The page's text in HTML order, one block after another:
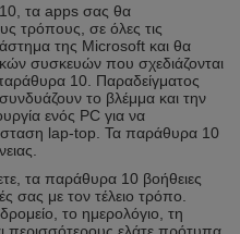
τα apps σας θα
τρόπους, σε όλες τις
της Microsoft και θα
συσκευών που σχεδιάζονται
10. Παραδείγματος
το βλέμμα και την
ενός PC για να
lap-top. Τα παράθυρα 10
τα παράθυρα 10 βοήθειες
σας με τον τέλειο τρόπο.
το ημερολόγιο, τη